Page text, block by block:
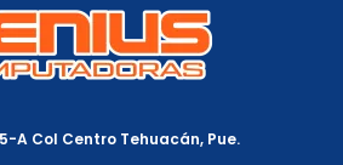
A Col Centro Tehuacán, Pue.